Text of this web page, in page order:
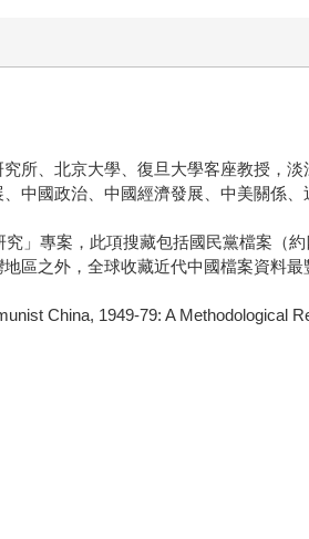
所、北京大學、復旦大學客座教授，
中國政治、中國經濟發展、中美關係
」專案，此項搜藏包括國民黨檔案（
區之外，全球收藏近代中國檔案資料最
China, 1949-79: A Methodological